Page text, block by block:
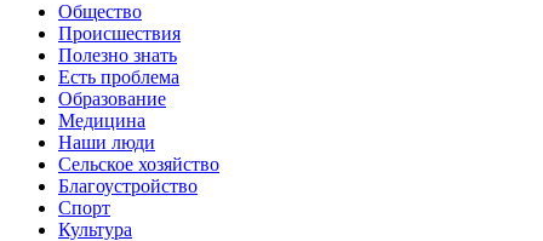
Общество
Происшествия
Полезно знать
Есть проблема
Образование
Медицина
Наши люди
Сельское хозяйство
Благоустройство
Спорт
Культура